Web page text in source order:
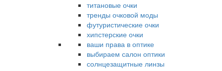
титановые очки
тренды очковой моды
футуристические очки
хипстерские очки
ваши права в оптике
выбираем салон оптики
солнцезащитные линзы